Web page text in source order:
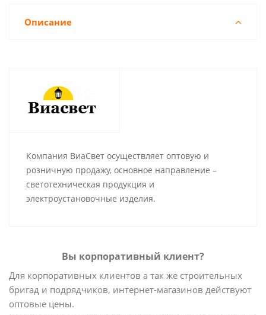
Описание
Компания ВиаСвет осуществляет оптовую и
розничную продажу, основное направление –
светотехническая продукция и
электроустановочные изделия.
Вы корпоративный клиент?
Для корпоративных клиентов а так же строительных
бригад и подрядчиков, интернет-магазинов действуют
оптовые цены.